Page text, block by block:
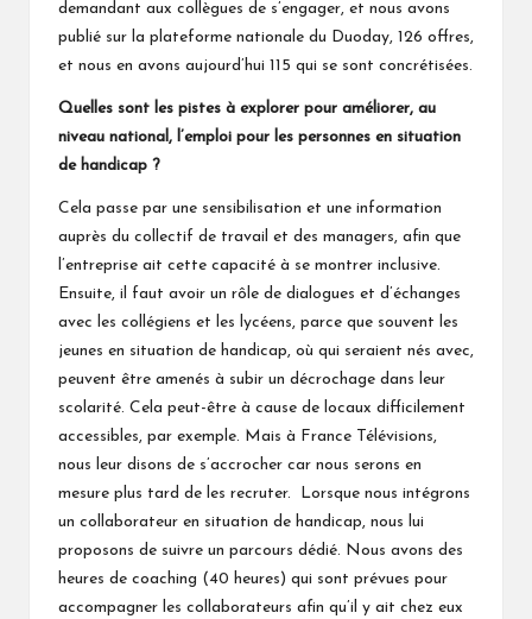
demandant aux collègues de s’engager, et nous avons
publié sur la plateforme nationale du Duoday, 126 offres,
et nous en avons aujourd’hui 115 qui se sont concrétisées.
Quelles sont les pistes à explorer pour améliorer, au
niveau national, l’emploi pour les personnes en situation
de handicap ?
Cela passe par une sensibilisation et une information
auprès du collectif de travail et des managers, afin que
l’entreprise ait cette capacité à se montrer inclusive.
Ensuite, il faut avoir un rôle de dialogues et d’échanges
avec les collégiens et les lycéens, parce que souvent les
jeunes en situation de handicap, où qui seraient nés avec,
peuvent être amenés à subir un décrochage dans leur
scolarité. Cela peut-être à cause de locaux difficilement
accessibles, par exemple. Mais à France Télévisions,
nous leur disons de s’accrocher car nous serons en
mesure plus tard de les recruter. Lorsque nous intégrons
un collaborateur en situation de handicap, nous lui
proposons de suivre un parcours dédié. Nous avons des
heures de coaching (40 heures) qui sont prévues pour
accompagner les collaborateurs afin qu’il y ait chez eux